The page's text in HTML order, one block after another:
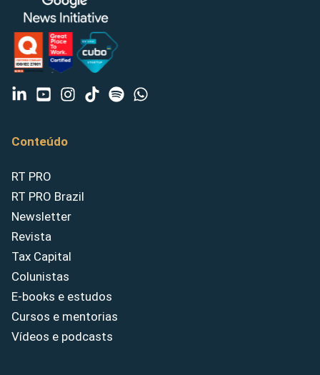
Conteúdo
RT PRO
RT PRO Brazil
Newsletter
Revista
Tax Capital
Colunistas
E-books e estudos
Cursos e mentorias
Vídeos e podcasts